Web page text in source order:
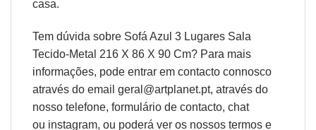
casa.
Tem dúvida sobre Sofá Azul 3 Lugares Sala
Tecido-Metal 216 X 86 X 90 Cm? Para mais
informações, pode entrar em contacto connosco
através do email geral@artplanet.pt, através do
nosso telefone, formulário de contacto, chat
ou instagram, ou poderá ver os nossos termos e